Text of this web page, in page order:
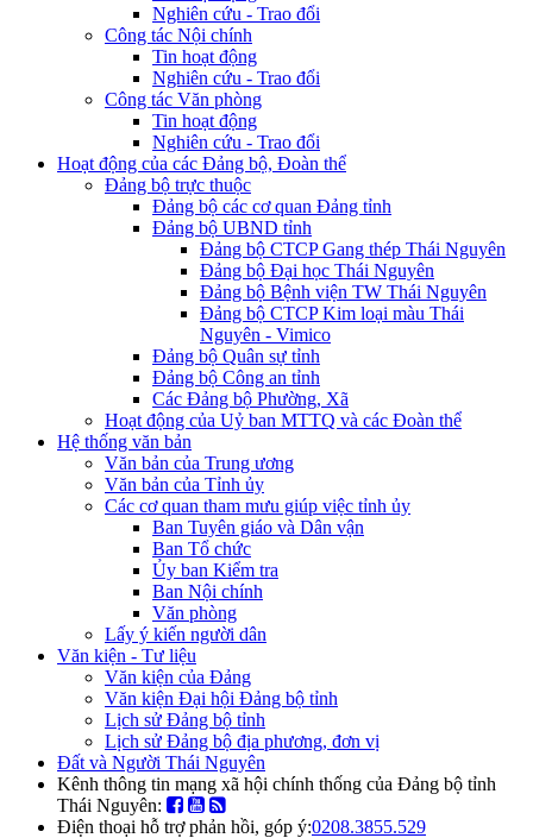
Nghiên cứu - Trao đổi
Công tác Nội chính
Tin hoạt động
Nghiên cứu - Trao đổi
Công tác Văn phòng
Tin hoạt động
Nghiên cứu - Trao đổi
Hoạt động của các Đảng bộ, Đoàn thể
Đảng bộ trực thuộc
Đảng bộ các cơ quan Đảng tỉnh
Đảng bộ UBND tỉnh
Đảng bộ CTCP Gang thép Thái Nguyên
Đảng bộ Đại học Thái Nguyên
Đảng bộ Bệnh viện TW Thái Nguyên
Đảng bộ CTCP Kim loại màu Thái
Nguyên - Vimico
Đảng bộ Quân sự tỉnh
Đảng bộ Công an tỉnh
Các Đảng bộ Phường, Xã
Hoạt động của Uỷ ban MTTQ và các Đoàn thể
Hệ thống văn bản
Văn bản của Trung ương
Văn bản của Tỉnh ủy
Các cơ quan tham mưu giúp việc tỉnh ủy
Ban Tuyên giáo và Dân vận
Ban Tổ chức
Ủy ban Kiểm tra
Ban Nội chính
Văn phòng
Lấy ý kiến người dân
Văn kiện - Tư liệu
Văn kiện của Đảng
Văn kiện Đại hội Đảng bộ tỉnh
Lịch sử Đảng bộ tỉnh
Lịch sử Đảng bộ địa phương, đơn vị
Đất và Người Thái Nguyên
Kênh thông tin mạng xã hội chính thống của Đảng bộ tỉnh
Thái Nguyên:
Điện thoại hỗ trợ phản hồi, góp ý:0208.3855.529